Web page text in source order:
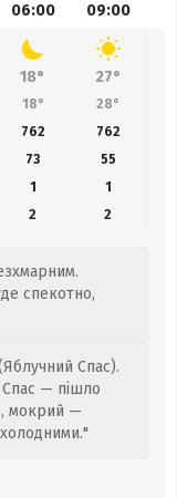
06:00 09:00
18° 27°
18° 28°
762 762
73 55
1
1
2 2
спекотно,
Спас).
— пішло
мокрий —